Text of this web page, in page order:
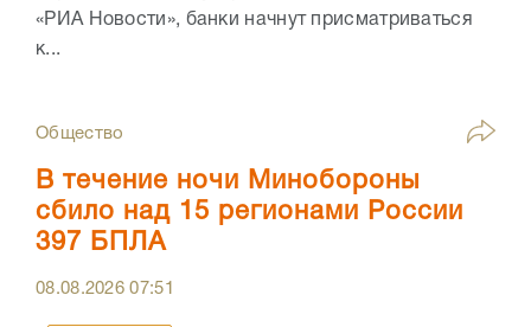
«РИА Новости», банки начнут присматриваться
к...
Общество
В течение ночи Минобороны
сбило над 15 регионами России
397 БПЛА
08.08.202607:51